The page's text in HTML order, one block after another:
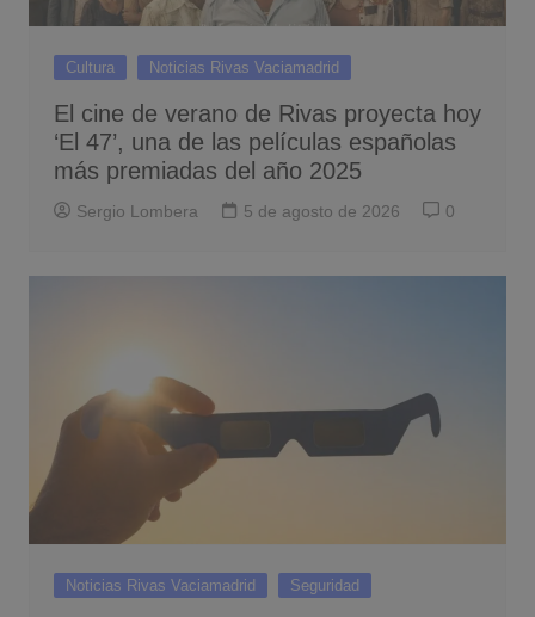
Cultura Noticias Rivas Vaciamadrid
El cine de verano de Rivas proyecta hoy
‘El 47’, una de las películas españolas
más premiadas del año 2025
Sergio Lombera 5 de agosto de 2026 0
Noticias Rivas Vaciamadrid Seguridad